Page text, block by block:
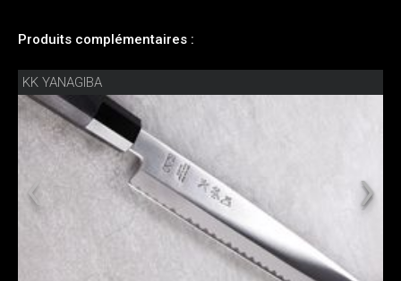
Produits complémentaires :
KK YANAGIBA